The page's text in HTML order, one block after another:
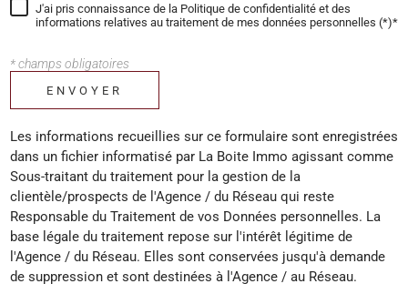
J'ai pris connaissance de la Politique de confidentialité et des
informations relatives au traitement de mes données personnelles (*)*
* champs obligatoires
ENVOYER
Les informations recueillies sur ce formulaire sont enregistrées
dans un fichier informatisé par La Boite Immo agissant comme
Sous-traitant du traitement pour la gestion de la
clientèle/prospects de l'Agence / du Réseau qui reste
Responsable du Traitement de vos Données personnelles. La
base légale du traitement repose sur l'intérêt légitime de
l'Agence / du Réseau. Elles sont conservées jusqu'à demande
de suppression et sont destinées à l'Agence / au Réseau.